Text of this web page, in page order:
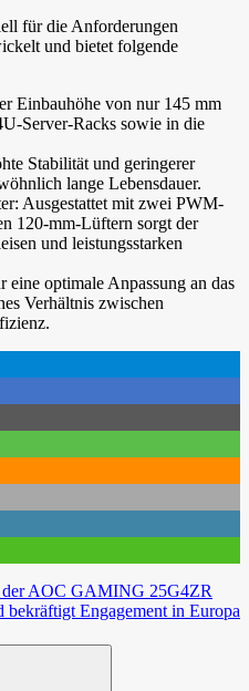
für die Anforderungen
und bietet folgende
Einbauhöhe von nur 145 mm
Server-Racks sowie in die
Stabilität und geringerer
lange Lebensdauer.
Ausgestattet mit zwei PWM-
120-mm-Lüftern sorgt der
und leistungsstarken
optimale Anpassung an das
Verhältnis zwischen
der AOC GAMING 25G4ZR
Engagement in Europa